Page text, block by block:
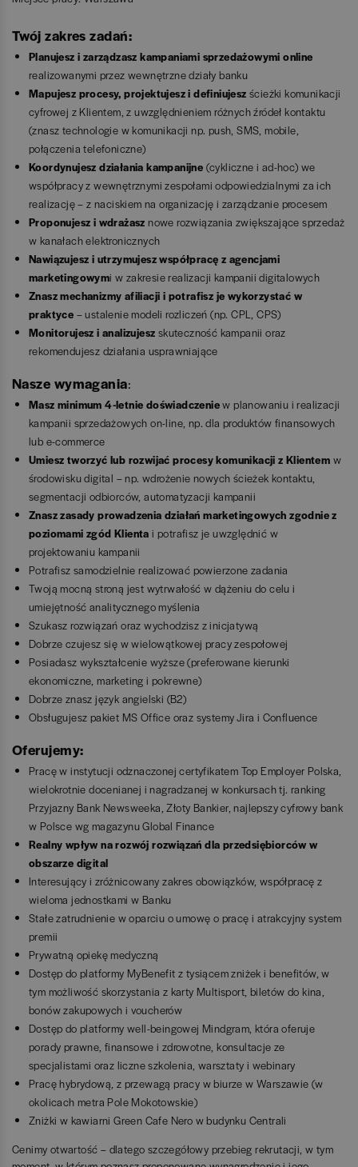
Twój zakres zadań:
Planujesz i zarządzasz kampaniami sprzedażowymi online
realizowanymi przez wewnętrzne działy banku
Mapujesz procesy, projektujesz i definiujesz ścieżki komunikacji
cyfrowej z Klientem, z uwzględnieniem różnych źródeł kontaktu
(znasz technologie w komunikacji np. push, SMS, mobile,
połączenia telefoniczne)
Koordynujesz działania kampanijne (cykliczne i ad-hoc) we
współpracy z wewnętrznymi zespołami odpowiedzialnymi za ich
realizację – z naciskiem na organizację i zarządzanie procesem
Proponujesz i wdrażasz nowe rozwiązania zwiększające sprzedaż
w kanałach elektronicznych
Nawiązujesz i utrzymujesz współpracę z agencjami
marketingowymi w zakresie realizacji kampanii digitalowych
Znasz mechanizmy afiliacji i potrafisz je wykorzystać w
praktyce – ustalenie modeli rozliczeń (np. CPL, CPS)
Monitorujesz i analizujesz skuteczność kampanii oraz
rekomendujesz działania usprawniające
Nasze wymagania:
Masz minimum 4-letnie doświadczeniew planowaniu i realizacji
kampanii sprzedażowych on-line, np. dla produktów finansowych
lub e-commerce
Umiesz tworzyć lub rozwijać procesy komunikacji z Klientem w
środowisku digital – np. wdrożenie nowych ścieżek kontaktu,
segmentacji odbiorców, automatyzacji kampanii
Znasz zasady prowadzenia działań marketingowych zgodnie z
poziomami zgód Klienta i potrafisz je uwzględnić w
projektowaniu kampanii
Potrafisz samodzielnie realizować powierzone zadania
Twoją mocną stroną jest wytrwałość w dążeniu do celu i
umiejętność analitycznego myślenia
Szukasz rozwiązań oraz wychodzisz z inicjatywą
Dobrze czujesz się w wielowątkowej pracy zespołowej
Posiadasz wykształcenie wyższe (preferowane kierunki
ekonomiczne, marketing i pokrewne)
Dobrze znasz język angielski (B2)
Obsługujesz pakiet MS Office oraz systemy Jira i Confluence
Oferujemy:
Pracę w instytucji odznaczonej certyfikatem Top Employer Polska,
wielokrotnie docenianej i nagradzanej w konkursach tj. ranking
Przyjazny Bank Newsweeka, Złoty Bankier, najlepszy cyfrowy bank
w Polsce wg magazynu Global Finance
Realny wpływ na rozwój rozwiązań dla przedsiębiorców w
obszarze digital
Interesujący i zróżnicowany zakres obowiązków, współpracę z
wieloma jednostkami w Banku
Stałe zatrudnienie w oparciu o umowę o pracę i atrakcyjny system
premii
Prywatną opiekę medyczną
Dostęp do platformy MyBenefit z tysiącem zniżek i benefitów, w
tym możliwość skorzystania z karty Multisport, biletów do kina,
bonów zakupowych i voucherów
Dostęp do platformy well-beingowej Mindgram, która oferuje
porady prawne, finansowe i zdrowotne, konsultacje ze
specjalistami oraz liczne szkolenia, warsztaty i webinary
Pracę hybrydową, z przewagą pracy w biurze w Warszawie (w
okolicach metra Pole Mokotowskie)
Zniżki w kawiarni Green Cafe Nero w budynku Centrali
Cenimy otwartość – dlatego szczegółowy przebieg rekrutacji, w tym